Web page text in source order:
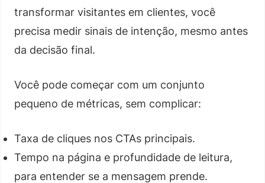
transformar visitantes em clientes, você
precisa medir sinais de intenção, mesmo antes
da decisão final.
Você pode começar com um conjunto
pequeno de métricas, sem complicar:
Taxa de cliques nos CTAs principais.
Tempo na página e profundidade de leitura,
para entender se a mensagem prende.